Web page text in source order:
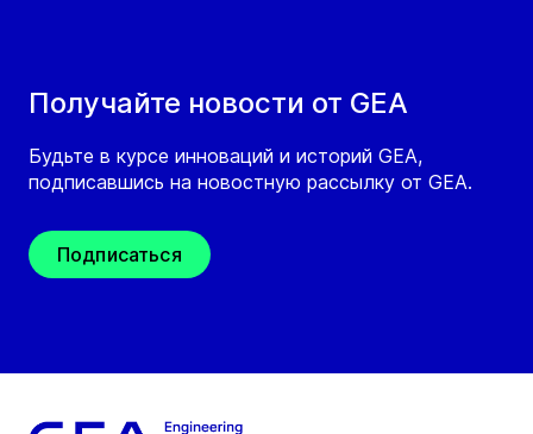
Получайте новости от GEA
Будьте в курсе инноваций и историй GEA,
подписавшись на новостную рассылку от GEA.
Подписаться